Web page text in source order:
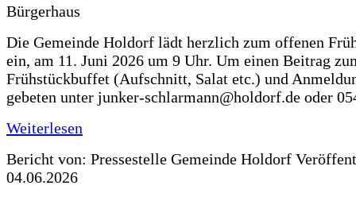
Die Gemeinde Holdorf lädt herzlich zum offenen
ein, am 11. Juni 2026 um 9 Uhr. Um einen Beitrag
Frühstückbuffet (Aufschnitt, Salat etc.) und
gebeten unter junker-schlarmann@holdorf.de oder
Weiterlesen
Bericht von: Pressestelle Gemeinde Holdorf
04.06.2026